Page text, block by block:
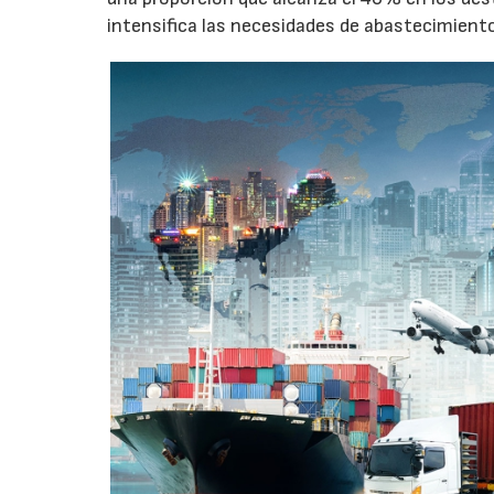
intensifica las necesidades de